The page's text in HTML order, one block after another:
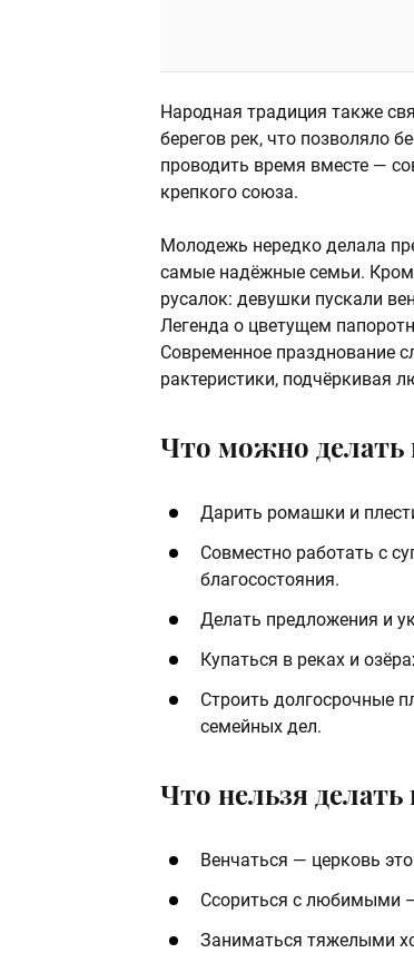
Народная традиция также
берегов рек, что позволяло
проводить время вместе —
крепкого союза.
Молодежь нередко делала
самые надёжные семьи.
русалок: девушки пускали
Легенда о цветущем
Современное празднование
рактеристики, подчёркивая
Что можно делать
Дарить ромашки и
Совместно работать с
благосостояния.
Делать предложения и
Купаться в реках и
Строить долгосрочные
семейных дел.
Что нельзя делать
Венчаться — церковь
Ссориться с любимыми
Заниматься тяжелыми